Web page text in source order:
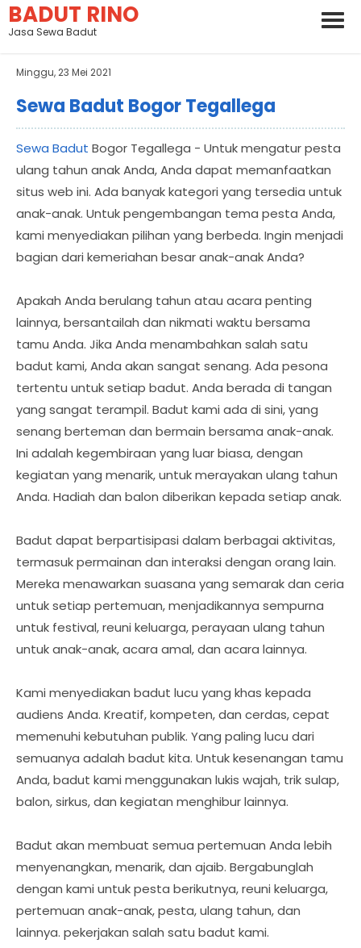
BADUT RINO
Jasa Sewa Badut
Minggu, 23 Mei 2021
Sewa Badut Bogor Tegallega
Sewa Badut Bogor Tegallega - Untuk mengatur pesta
ulang tahun anak Anda, Anda dapat memanfaatkan
situs web ini. Ada banyak kategori yang tersedia untuk
anak-anak. Untuk pengembangan tema pesta Anda,
kami menyediakan pilihan yang berbeda. Ingin menjadi
bagian dari kemeriahan besar anak-anak Anda?
Apakah Anda berulang tahun atau acara penting
lainnya, bersantailah dan nikmati waktu bersama
tamu Anda. Jika Anda menambahkan salah satu
badut kami, Anda akan sangat senang. Ada pesona
tertentu untuk setiap badut. Anda berada di tangan
yang sangat terampil. Badut kami ada di sini, yang
senang berteman dan bermain bersama anak-anak.
Ini adalah kegembiraan yang luar biasa, dengan
kegiatan yang menarik, untuk merayakan ulang tahun
Anda. Hadiah dan balon diberikan kepada setiap anak.
Badut dapat berpartisipasi dalam berbagai aktivitas,
termasuk permainan dan interaksi dengan orang lain.
Mereka menawarkan suasana yang semarak dan ceria
untuk setiap pertemuan, menjadikannya sempurna
untuk festival, reuni keluarga, perayaan ulang tahun
untuk anak-anak, acara amal, dan acara lainnya.
Kami menyediakan badut lucu yang khas kepada
audiens Anda. Kreatif, kompeten, dan cerdas, cepat
memenuhi kebutuhan publik. Yang paling lucu dari
semuanya adalah badut kita. Untuk kesenangan tamu
Anda, badut kami menggunakan lukis wajah, trik sulap,
balon, sirkus, dan kegiatan menghibur lainnya.
Badut akan membuat semua pertemuan Anda lebih
menyenangkan, menarik, dan ajaib. Bergabunglah
dengan kami untuk pesta berikutnya, reuni keluarga,
pertemuan anak-anak, pesta, ulang tahun, dan
lainnya. pekerjakan salah satu badut kami.